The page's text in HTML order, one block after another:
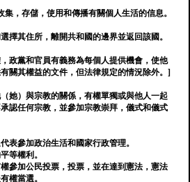
，存儲，使用和傳播有關個人生活的信息。
擇其住所，離開共和國的邊界並返回該國。
政黨和官員有義務為每個人提供機會，使他
關其權益的文件，但法律規定的情況除外。]
她）與宗教的關係，有權單獨或與他人一起
認任何宗教，並參加宗教崇拜，儀式和儀式
表參加政治生活和國家行政管理。
等權利。
參加公民投票，投票，並在達到憲法，憲法
權當選。